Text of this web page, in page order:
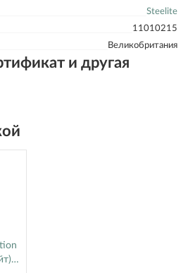
Steelite
11010215
Великобритания
и другая